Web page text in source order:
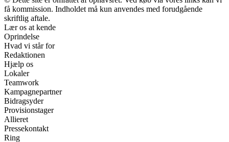
få kommission. Indholdet må kun anvendes med forudgående
skriftlig aftale.
Lær os at kende
Oprindelse
Hvad vi står for
Redaktionen
Hjælp os
Lokaler
Teamwork
Kampagnepartner
Bidragsyder
Provisionstager
Allieret
Pressekontakt
Ring